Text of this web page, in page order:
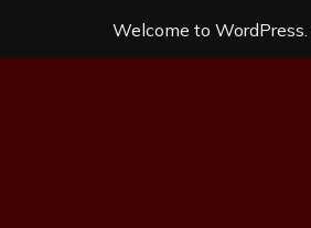
Welcome to